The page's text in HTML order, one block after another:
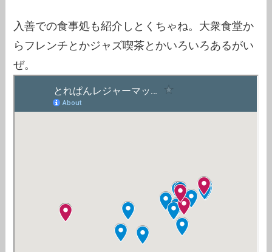
入善での食事処も紹介しとくちゃね。大衆食堂か
らフレンチとかジャズ喫茶とかいろいろあるがい
ぜ。